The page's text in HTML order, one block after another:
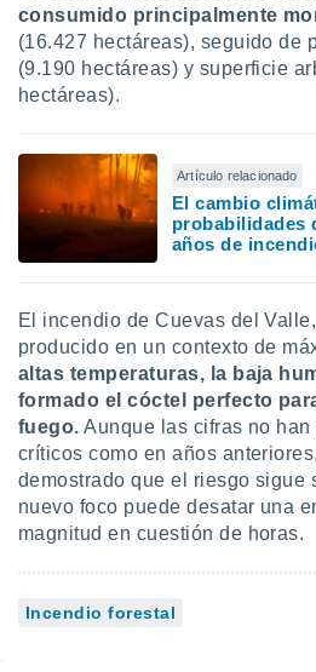
consumido principalmente
(16.427 hectáreas), seguido de
(9.190 hectáreas) y superficie
hectáreas).
Artículo relacionado
El cambio
probabilidades
años de
El incendio de Cuevas del
producido en un contexto de
altas temperaturas, la baja
formado el cóctel perfecto
fuego. Aunque las cifras no
críticos como en años
demostrado que el riesgo sigue
nuevo foco puede desatar una
magnitud en cuestión de horas.
Incendio forestal